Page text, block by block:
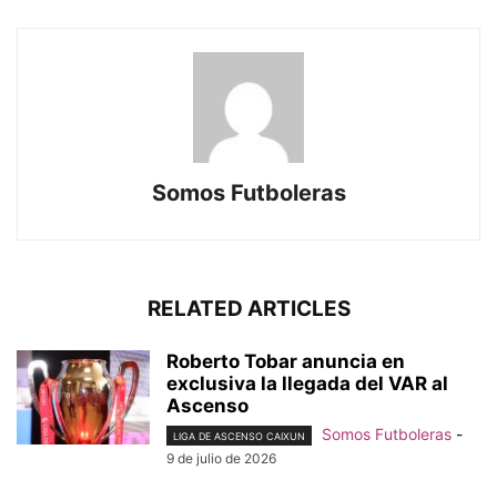
Somos Futboleras
RELATED ARTICLES
Roberto Tobar anuncia en
exclusiva la llegada del VAR al
Ascenso
LIGA DE ASCENSO CAIXUN Somos Futboleras -
9 de julio de 2026